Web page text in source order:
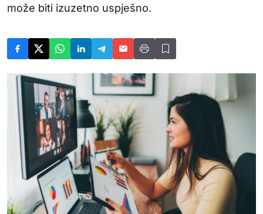
može biti izuzetno uspješno.